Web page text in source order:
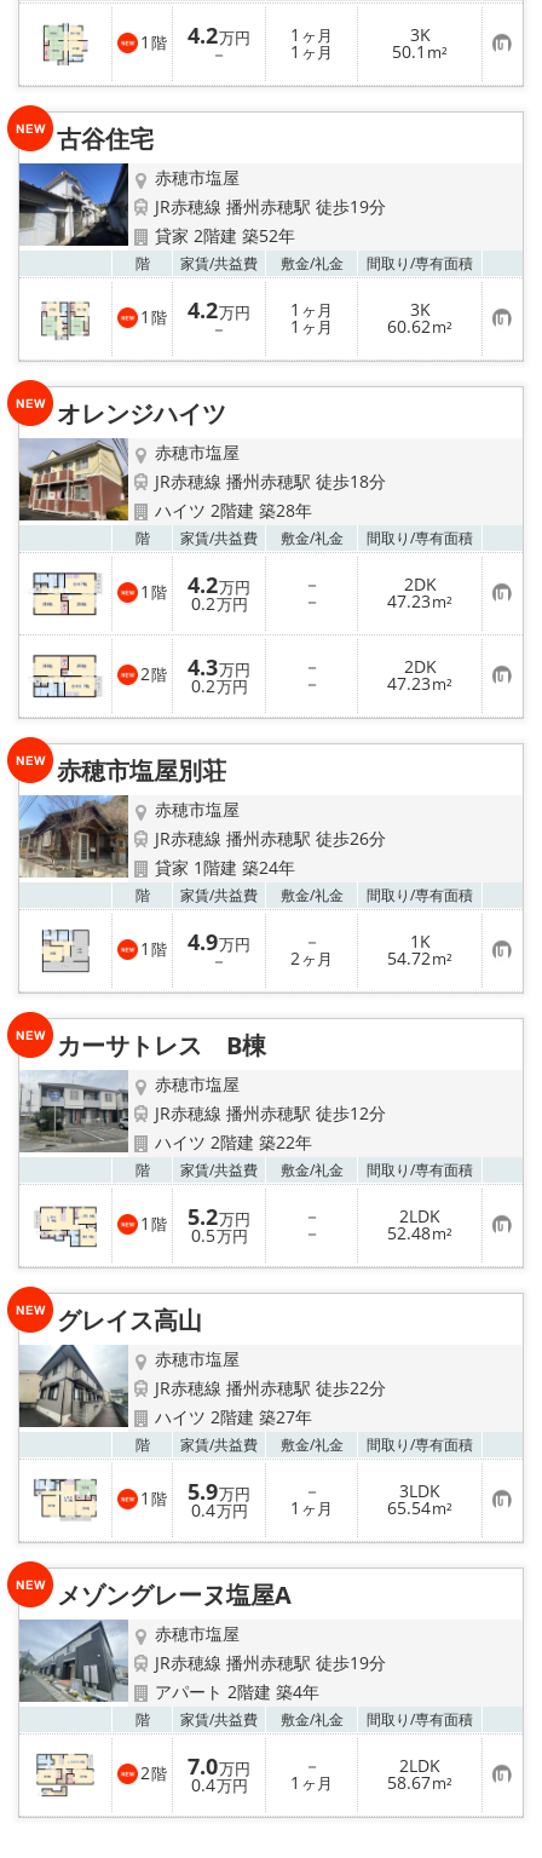
1 階 4.2万円
－
1 ヶ月
1 ヶ月
3K
50.1 m² お
気
に
り
古谷住宅
赤穂市塩屋
JR赤穂線 播州赤穂駅 徒歩19分
貸家 2階建 築52年
階 家賃/共益費 敷金/礼金 間取り/専有面積
1 階 4.2万円
－
1 ヶ月
1 ヶ月
3K
60.62m² お
気
に
り
オレンジハイツ
赤穂市塩屋
JR赤穂線 播州赤穂駅 徒歩18分
ハイツ 2階建 築28年
階 家賃/共益費 敷金/礼金 間取り/専有面積
1 階 4.2万円
0.2万円
－
－
2DK
47.23m² お
気
に
入
り
登
録
2階 4.3万円
0.2万円
－
－
2DK
47.23m² お
気
に
り
赤穂市塩屋別荘
赤穂市塩屋
JR赤穂線 播州赤穂駅 徒歩26分
貸家 1階建 築24年
階 家賃/共益費 敷金/礼金 間取り/専有面積
1 階 4.9万円
－
－
2ヶ月
1K
54.72m² お
気
に
り
カーサトレス B棟
赤穂市塩屋
JR赤穂線 播州赤穂駅 徒歩12分
ハイツ 2階建 築22年
階 家賃/共益費 敷金/礼金 間取り/専有面積
1 階 5.2万円
0.5万円
－
－
2LDK
52.48m² お
気
に
り
グレイス高山
赤穂市塩屋
JR赤穂線 播州赤穂駅 徒歩22分
ハイツ 2階建 築27年
階 家賃/共益費 敷金/礼金 間取り/専有面積
1 階 5.9万円
0.4万円
－
1 ヶ月
3LDK
65.54m² お
気
に
り
メゾングレーヌ塩屋A
赤穂市塩屋
JR赤穂線 播州赤穂駅 徒歩19分
アパート 2階建 築4年
階 家賃/共益費 敷金/礼金 間取り/専有面積
2階 7.0万円
0.4万円
－
1 ヶ月
2LDK
58.67m² お
気
に